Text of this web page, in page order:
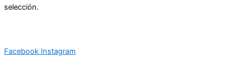
selección.
Facebook Instagram